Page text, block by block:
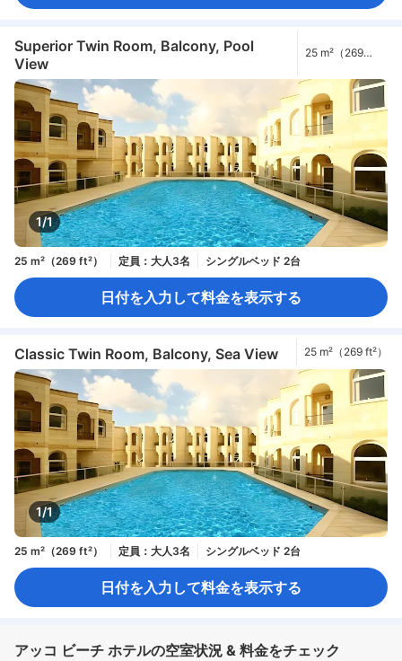
Superior Twin Room, Balcony, Pool
View
25 m²（269
1/1
25 m²（269 ft²） 定員：大人3名 シングルベッド 2台
日付を入力して料金を表示する
Classic Twin Room, Balcony, Sea View 25 m²（269 ft²）
1/1
25 m²（269 ft²） 定員：大人3名 シングルベッド 2台
日付を入力して料金を表示する
アッコ ビーチ ホテルの空室状況 & 料金をチェック